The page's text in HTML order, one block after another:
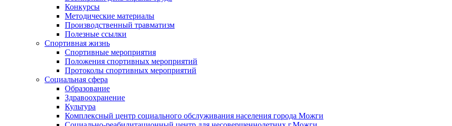
Конкурсы
Методические материалы
Производственный травматизм
Полезные ссылки
Спортивная жизнь
Спортивные мероприятия
Положения спортивных мероприятий
Протоколы спортивных мероприятий
Социальная сфера
Образование
Здравоохранение
Культура
Комплексный центр социального обслуживания населения города Можги